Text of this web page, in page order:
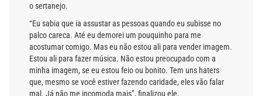
o sertanejo.
“Eu sabia que ia assustar as pessoas quando eu subisse no
palco careca. Até eu demorei um pouquinho para me
acostumar comigo. Mas eu não estou ali para vender imagem.
Estou ali para fazer música. Não estou preocupado com a
minha imagem, se eu estou feio ou bonito. Tem uns haters
que, mesmo se você estiver fazendo caridade, eles vão falar
mal. Já não me incomoda mais”, finalizou ele.